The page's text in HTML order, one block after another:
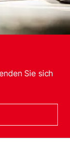
Sie sich